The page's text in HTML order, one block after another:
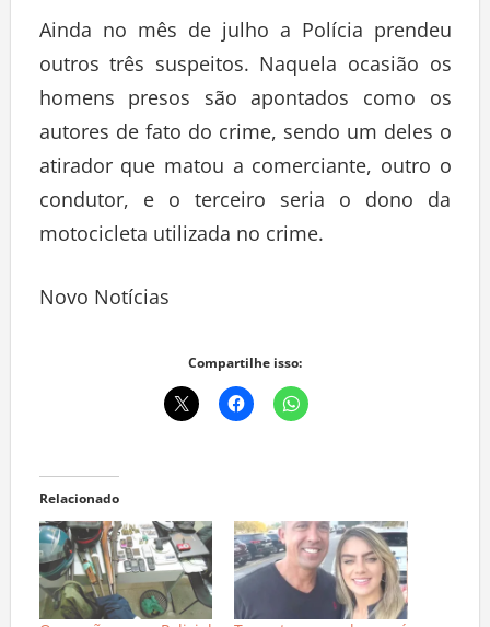
Ainda no mês de julho a Polícia prendeu
outros três suspeitos. Naquela ocasião os
homens presos são apontados como os
autores de fato do crime, sendo um deles o
atirador que matou a comerciante, outro o
condutor, e o terceiro seria o dono da
motocicleta utilizada no crime.
Novo Notícias
Compartilhe isso:
Relacionado